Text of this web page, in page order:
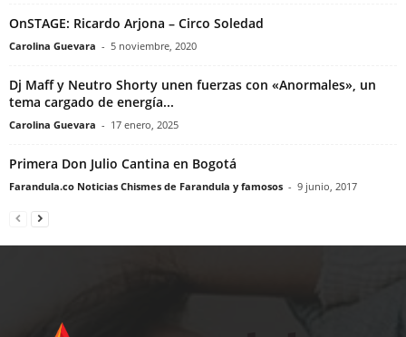
OnSTAGE: Ricardo Arjona – Circo Soledad
Carolina Guevara - 5 noviembre, 2020
Dj Maff y Neutro Shorty unen fuerzas con «Anormales», un
tema cargado de energía...
Carolina Guevara - 17 enero, 2025
Primera Don Julio Cantina en Bogotá
Farandula.co Noticias Chismes de Farandula y famosos - 9 junio, 2017